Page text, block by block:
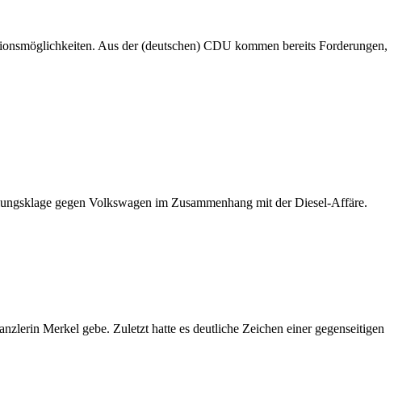
Aus der (deutschen) CDU kommen bereits Forderungen,
gegen Volkswagen im Zusammenhang mit der Diesel-Affäre.
Merkel gebe. Zuletzt hatte es deutliche Zeichen einer gegenseitigen